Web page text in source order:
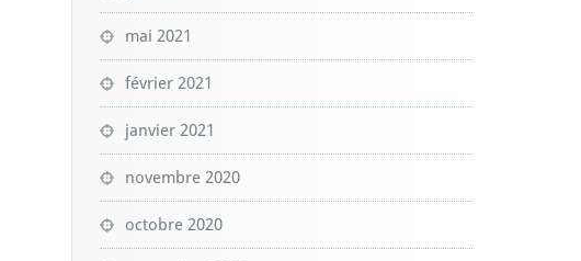
mai 2021
février 2021
janvier 2021
novembre 2020
octobre 2020